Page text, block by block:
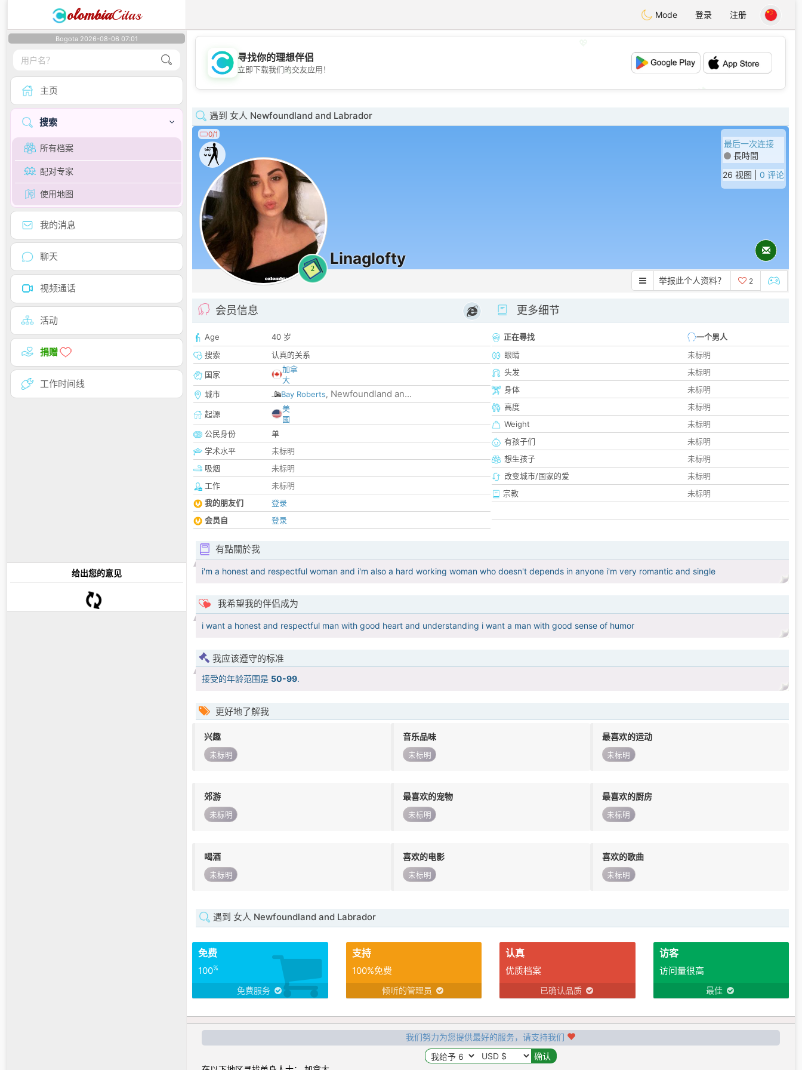
olombiaCitas Mode 登录 注册
Bogota 2026-08-06 07:01
主页
搜索
所有档案
配对专家
使用地图
我的消息
聊天
视频通话
活动
捐赠
工作时间线
给出您的意见
💖
💕
寻找你的理想伴侣
立即下载我们的交友应用！
遇到 女人 Newfoundland and Labrador
0/1
2
Linaglofty
最后一次连接
長時間
26 视图 | 0 评论
举报此个人资料？ 2
会员信息
Age
40 岁
搜索
认真的关系
国家
加拿
大
城市
Bay Roberts, Newfoundland an...
起源
美
國
公民身份
单
学术水平
未标明
吸烟
未标明
工作
未标明
我的朋友们
登录
会员自
登录
更多细节
正在尋找
一个男人
眼睛
未标明
头发
未标明
身体
未标明
高度
未标明
Weight
未标明
有孩子们
未标明
想生孩子
未标明
改变城市/国家的爱
未标明
宗教
未标明
有點關於我
i'm a honest and respectful woman and i'm also a hard working woman who doesn't depends in anyone i'm very romantic and single
我希望我的伴侣成为
i want a honest and respectful man with good heart and understanding i want a man with good sense of humor
我应该遵守的标准
接受的年龄范围是 50-99.
更好地了解我
兴趣
未标明
音乐品味
未标明
最喜欢的运动
未标明
郊游
未标明
最喜欢的宠物
未标明
最喜欢的厨房
未标明
喝酒
未标明
喜欢的电影
未标明
喜欢的歌曲
未标明
遇到 女人 Newfoundland and Labrador
免费
100%
免费服务
支持
100%免费
倾听的管理员
认真
优质档案
已确认品质
访客
访问量很高
最佳
我们努力为您提供最好的服务，请支持我们